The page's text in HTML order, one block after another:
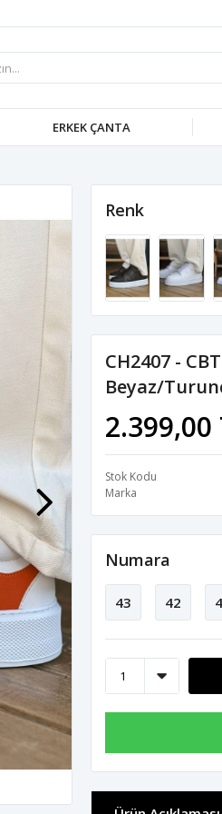
ERKEK ÇANTA
CH2407 -
Beyaz/
2.399,00
Stok Kodu
Marka
Renk
Numara
43 42